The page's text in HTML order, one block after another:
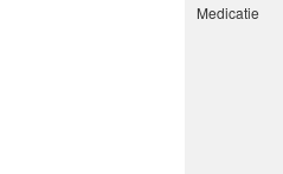
Medicatie